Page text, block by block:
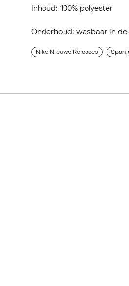
Inhoud: 100% polyester
Onderhoud: wasbaar in de
Nike Nieuwe Releases